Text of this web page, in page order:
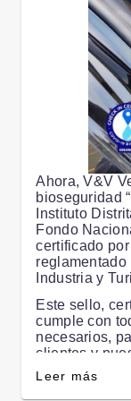
Ahora, V&V
bioseguridad
Instituto
Fondo
certificado
reglamentado
Industria y
Este sello,
cumple con
necesarios,
clientes y
Entendemos
mundo, y
Leer más